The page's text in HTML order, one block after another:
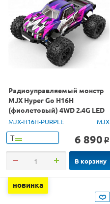
Радиоуправляемый монстр
MJX Hyper Go H16H
(фиолетовый) 4WD 2.4G LED
GPS 1/16 RTR
MJX-H16H-PURPLE MJX
Т 6 890 o
В корзину
новинка